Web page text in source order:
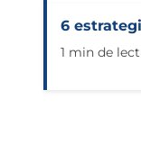
6
1 min de